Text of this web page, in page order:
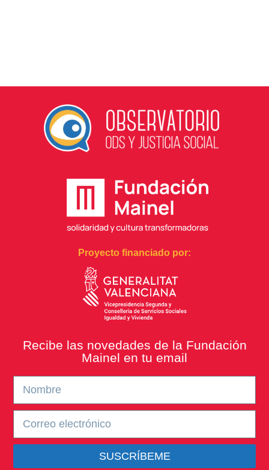
Proyecto financiado por:
Recibe las novedades de la Fundación
Mainel en tu email
SUSCRÍBEME